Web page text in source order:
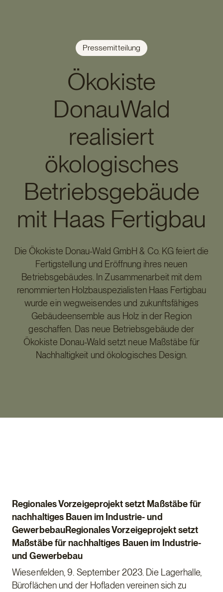
Pressemitteilung
Ökokiste
DonauWald
realisiert
ökologisches
Betriebsgebäude
mit Haas Fertigbau
Die Ökokiste Donau-Wald GmbH & Co. KG feiert die
Fertigstellung und Eröffnung ihres neuen
Betriebsgebäudes. In Zusammenarbeit mit dem
renommierten Holzbauspezialisten Haas Fertigbau
wurde ein wegweisendes und zukunftsfähiges
Gebäudeensemble aus Holz in der Region
geschaffen. Das neue Betriebsgebäude der
Ökokiste Donau-Wald setzt neue Maßstäbe für
Nachhaltigkeit und ökologisches Design.
Regionales Vorzeigeprojekt setzt Maßstäbe für
nachhaltiges Bauen im Industrie- und
GewerbebauRegionales Vorzeigeprojekt setzt
Maßstäbe für nachhaltiges Bauen im Industrie-
und Gewerbebau
Wiesenfelden, 9. September 2023. Die Lagerhalle,
Büroflächen und der Hofladen vereinen sich zu